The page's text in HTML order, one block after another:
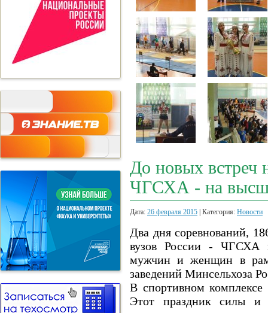
До новых встреч
ЧГСХА - на
Дата: 26 февраля 2015 | Категория: Новости
Два дня соревнований,
вузов России - ЧГСХА
мужчин и женщин в
заведений Минсельхоза
В спортивном комплексе
Этот праздник силы и